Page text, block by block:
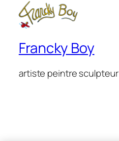
Francky Boy
artiste peintre sculpteur